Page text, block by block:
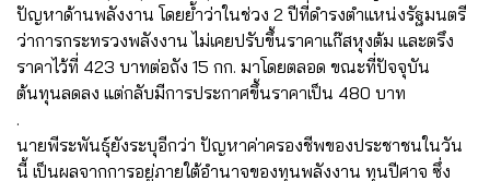
ปัญหาด้านพลังงาน โดยย้ำว่าในช่วง 2 ปีที่ดำรงตำแหน่งรัฐมนตรี
ว่าการกระทรวงพลังงาน ไม่เคยปรับขึ้นราคาแก๊สหุงต้ม และตรึง
ราคาไว้ที่ 423 บาทต่อถัง 15 กก. มาโดยตลอด ขณะที่ปัจจุบัน
ต้นทุนลดลง แต่กลับมีการประกาศขึ้นราคาเป็น 480 บาท
.
นายพีระพันธุ์ยังระบุอีกว่า ปัญหาค่าครองชีพของประชาชนในวัน
นี้ เป็นผลจากการอยู่ภายใต้อำนาจของทุนพลังงาน ทุนปีศาจ ซึ่ง